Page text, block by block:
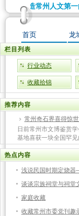
常州打造常州人文第一
首页 龙
栏目列表
行业动态
收藏拾锦
推荐内容
常州奇石界喜得惊
日前常州市文博鉴赏
基地喜获一块全国罕见
热点内容
浅说民国时期定烧
谈谈宗族祠堂与祠堂
家庭收藏
收藏常州市委党刊趣